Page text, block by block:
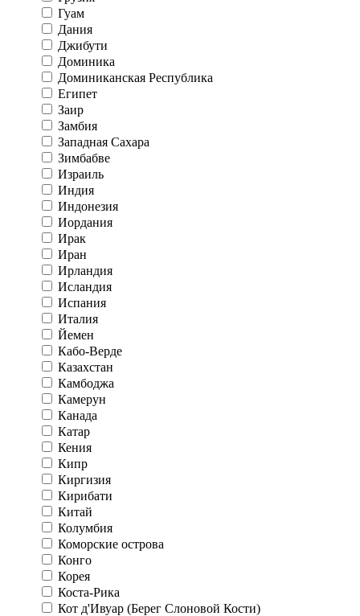
Гуам
Дания
Джибути
Доминика
Доминиканская Республика
Египет
Заир
Замбия
Западная Сахара
Зимбабве
Израиль
Индия
Индонезия
Иордания
Ирак
Иран
Ирландия
Исландия
Испания
Италия
Йемен
Кабо-Верде
Казахстан
Камбоджа
Камерун
Канада
Катар
Кения
Кипр
Киргизия
Кирибати
Китай
Колумбия
Коморские острова
Конго
Корея
Коста-Рика
Кот д'Ивуар (Берег Слоновой Кости)